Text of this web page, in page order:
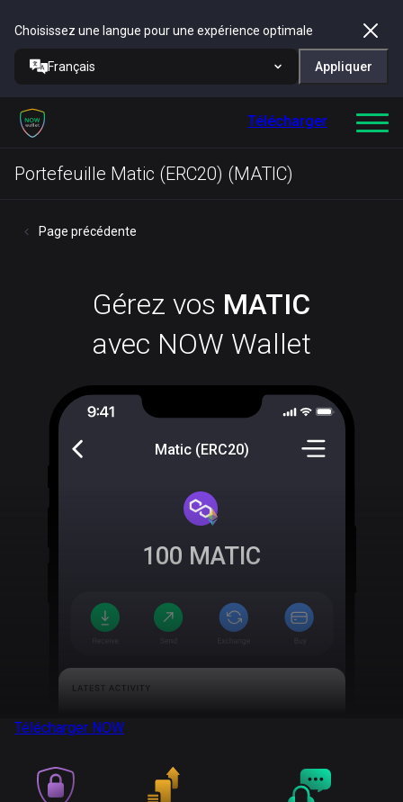
Choisissez une langue pour une expérience optimale
Français Appliquer
Télécharger
Portefeuille Matic (ERC20) (MATIC)
Page précédente
Gérez vos MATIC
avec NOW Wallet
Matic (ERC20)
100 MATIC
Télécharger NOW